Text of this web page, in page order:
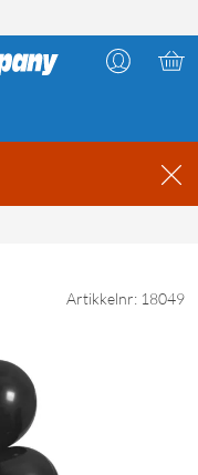
Artikkelnr: 18049